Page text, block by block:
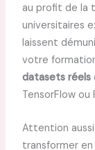
au profit de la
universitaires
laissent
votre
datasets réels
TensorFlow ou
Attention
transformer en